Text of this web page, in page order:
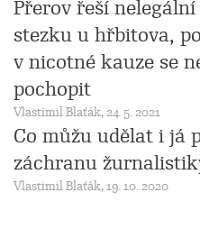
Přerov řeší
stezku u hřbitova,
v nicotné kauze se
pochopit
Vlastimil Blaťák, 24. 5. 2021
Co můžu udělat i já
záchranu
Vlastimil Blaťák, 19. 10. 2020